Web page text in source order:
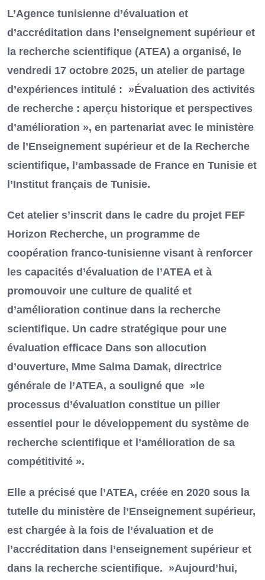
L’Agence tunisienne d’évaluation et
d’accréditation dans l’enseignement supérieur et
la recherche scientifique (ATEA) a organisé, le
vendredi 17 octobre 2025, un atelier de partage
d’expériences intitulé : »Évaluation des activités
de recherche : aperçu historique et perspectives
d’amélioration », en partenariat avec le ministère
de l’Enseignement supérieur et de la Recherche
scientifique, l’ambassade de France en Tunisie et
l’Institut français de Tunisie.
Cet atelier s’inscrit dans le cadre du projet FEF
Horizon Recherche, un programme de
coopération franco-tunisienne visant à renforcer
les capacités d’évaluation de l’ATEA et à
promouvoir une culture de qualité et
d’amélioration continue dans la recherche
scientifique. Un cadre stratégique pour une
évaluation efficace Dans son allocution
d’ouverture, Mme Salma Damak, directrice
générale de l’ATEA, a souligné que »le
processus d’évaluation constitue un pilier
essentiel pour le développement du système de
recherche scientifique et l’amélioration de sa
compétitivité ».
Elle a précisé que l’ATEA, créée en 2020 sous la
tutelle du ministère de l’Enseignement supérieur,
est chargée à la fois de l’évaluation et de
l’accréditation dans l’enseignement supérieur et
dans la recherche scientifique. »Aujourd’hui,